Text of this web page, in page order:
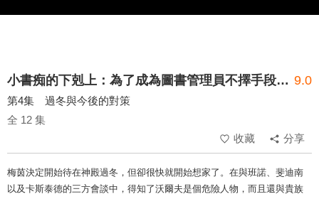
小書痴的下剋上：為了成為圖書管理員不擇手段！第三季 9.0
第4集 過冬與今後的對策
全 12 集
收藏
分享
梅茵決定開始待在神殿過冬，但卻很快就開始想家了。在與班諾、斐迪南
以及卡斯泰德的三方會談中，得知了沃爾夫是個危險人物，而且還與貴族